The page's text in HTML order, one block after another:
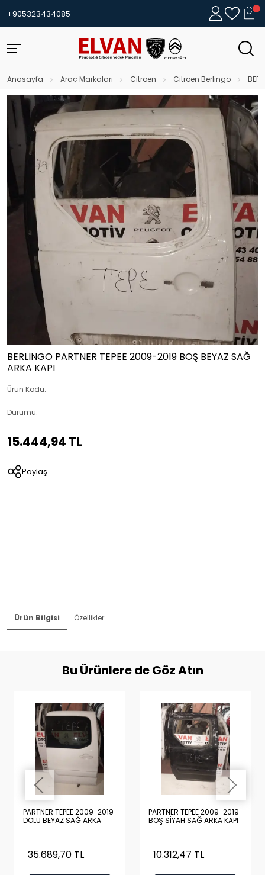
+905323434085
Anasayfa Araç Markaları Citroen Citroen Berlingo
BERLİNGO PARTNER TEPEE 2009-2019 BOŞ BEYAZ SAĞ
ARKA KAPI
Ürün Kodu:
Durumu:
15.444,94 TL
Paylaş
Ürün Bilgisi Özellikler
Bu Ürünlere de Göz Atın
PARTNER TEPEE 2009-2019
DOLU BEYAZ SAĞ ARKA
35.689,70 TL
PARTNER TEPEE 2009-2019
BOŞ SİYAH SAĞ ARKA KAPI
10.312,47 TL